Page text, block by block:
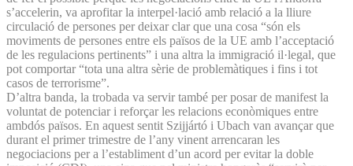
s’accelerin, va aprofitar la interpel·lació amb relació a la lliure
circulació de persones per deixar clar que una cosa “són els
moviments de persones entre els països de la UE amb l’acceptació
de les regulacions pertinents” i una altra la immigració il·legal, que
pot comportar “tota una altra sèrie de problemàtiques i fins i tot
casos de terrorisme”.
D’altra banda, la trobada va servir també per posar de manifest la
voluntat de potenciar i reforçar les relacions econòmiques entre
ambdós països. En aquest sentit Szijjártó i Ubach van avançar que
durant el primer trimestre de l’any vinent arrencaran les
negociacions per a l’establiment d’un acord per evitar la doble